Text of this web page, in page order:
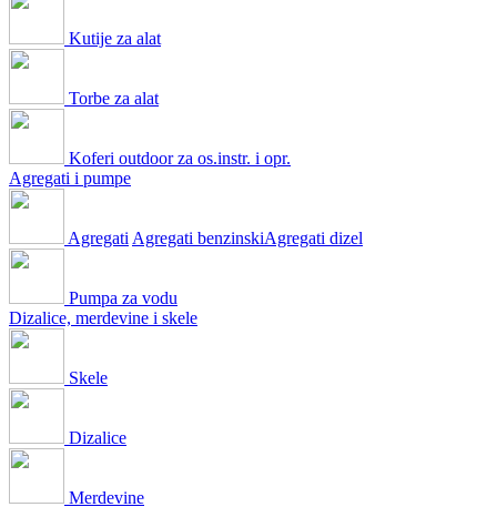
Kutije za alat
Torbe za alat
Koferi outdoor za os.instr. i opr.
Agregati i pumpe
Agregati Agregati benzinskiAgregati dizel
Pumpa za vodu
Dizalice, merdevine i skele
Skele
Dizalice
Merdevine